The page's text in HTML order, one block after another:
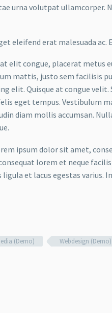
urna volutpat ullamcorper.
eleifend erat malesuada ac.
elit congue, placerat
mattis, justo sem facilisis
elit. Quisque at congue
eget tempus. Vestibulum
diam mollis accumsan.
ipsum dolor sit amet,
lorem et neque
et lacus egestas varius.
(Demo) Webdesign (Demo)